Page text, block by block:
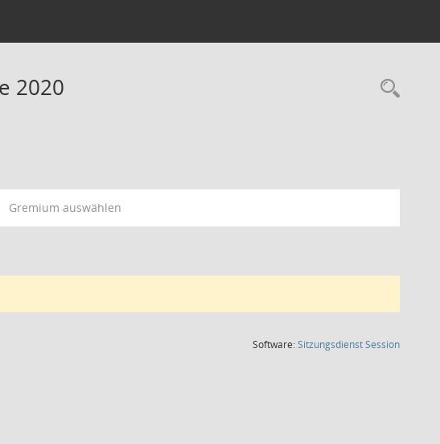
2020
Gremium auswählen
Software:SitzungsdienstSession(Wird in